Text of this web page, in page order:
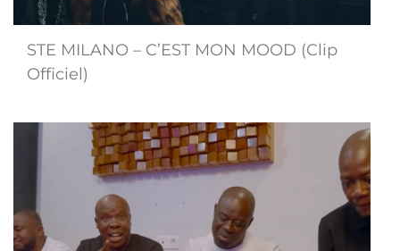
STE MILANO – C’EST MON MOOD (Clip
Officiel)